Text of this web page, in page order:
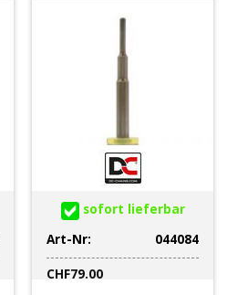
sofort lieferbar
Art-Nr:
044084
CHF79.00